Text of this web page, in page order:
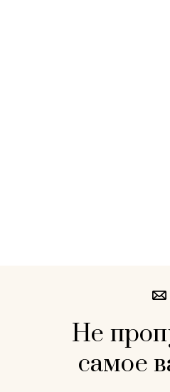
Не
самое